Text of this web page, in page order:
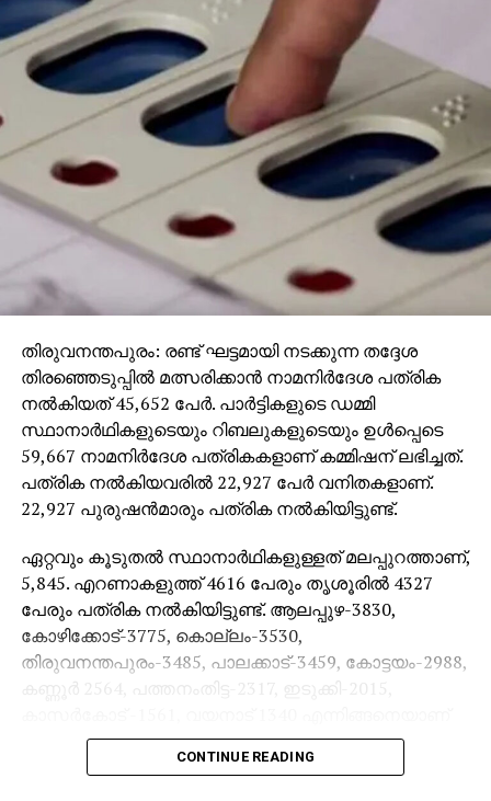
വകുപ്പ് അത് കണ്ടെത്താനുള്ള ശ്രമം ആരംഭിച്ചു.
വകുപ്പിലെ ഉദ്യോഗസ്ഥന്‍ അവരുടെ വെബ്‌സൈറ്റില്‍
കയറി ഓണ്‍ലൈനായി ഡോക്ടറുടെ കുറിപ്പടി ഇല്ലാതെ
മരുന്ന് ആവശ്യപ്പെട്ടപ്പോള്‍ ഒരു തടസവുമില്ലാതെ
അയച്ചു കൊടുത്തു. അതേസമയം അതിലെ അഡ്ഡ്രസ്
വ്യാജമായിരുന്നു. വില്‍പന നടത്തിയ സ്ഥാപനം
കണ്ടെത്താന്‍ ഇതോടെ ബുദ്ധിമുട്ടായി. പിന്നീട്
വിദഗ്ധമായി പിന്തുടര്‍ന്നാണ് ചെയ്താണ് റെയ്ഡ്
നടത്തിയത്.
തിരുവനന്തപുരം: രണ്ട് ഘട്ടമായി നടക്കുന്ന തദ്ദേശ
തിരഞ്ഞെടുപ്പില്‍ മത്സരിക്കാന്‍ നാമനിര്‍ദേശ പത്രിക
നല്‍കിയത് 45,652 പേര്‍. പാര്‍ട്ടികളുടെ ഡമ്മി
സ്ഥാനാര്‍ഥികളുടെയും റിബലുകളുടെയും ഉള്‍പ്പെടെ
59,667 നാമനിര്‍ദേശ പത്രികകളാണ് കമ്മിഷന് ലഭിച്ചത്.
പത്രിക നല്‍കിയവരില്‍ 22,927 പേര്‍ വനിതകളാണ്.
22,927 പുരുഷന്‍മാരും പത്രിക നല്‍കിയിട്ടുണ്ട്.
ഏറ്റവും കൂടുതല്‍ സ്ഥാനാര്‍ഥികളുള്ളത് മലപ്പുറത്താണ്,
5,845. എറണാകളുത്ത് 4616 പേരും തൃശൂരില്‍ 4327
പേരും പത്രിക നല്‍കിയിട്ടുണ്ട്. ആലപ്പുഴ-3830,
കോഴിക്കോട്-3775, കൊല്ലം-3530,
തിരുവനന്തപുരം-3485, പാലക്കാട്-3459, കോട്ടയം-2988,
കണ്ണൂര്‍ 2564, പത്തനംതിട്ട-2317, ഇടുക്കി-2015,
മറ്റ് ജില്ലകളിലെ സ്ഥാനാര്‍ഥികളുടെ എണ്ണം.
CONTINUE READING